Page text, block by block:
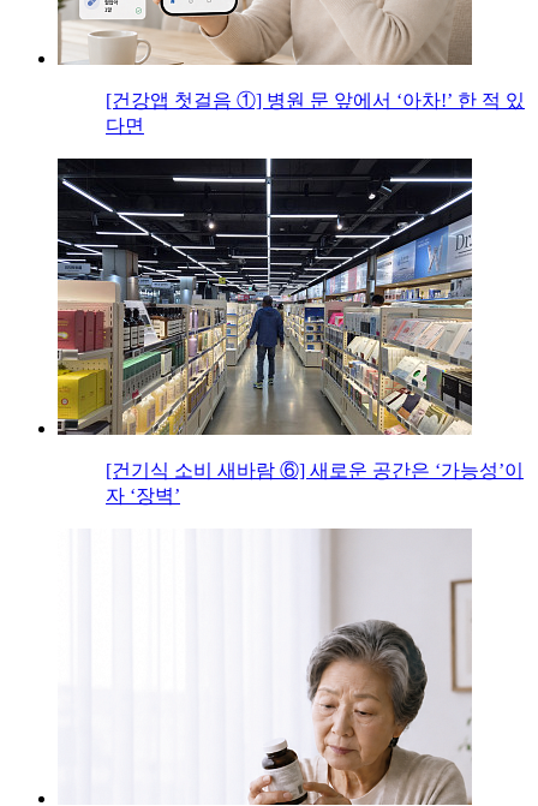
[건강앱 첫걸음 ①] 병원 문 앞에서 ‘아차!’ 한 적 있
다면
[건기식 소비 새바람 ⑥] 새로운 공간은 ‘가능성’이
자 ‘장벽’